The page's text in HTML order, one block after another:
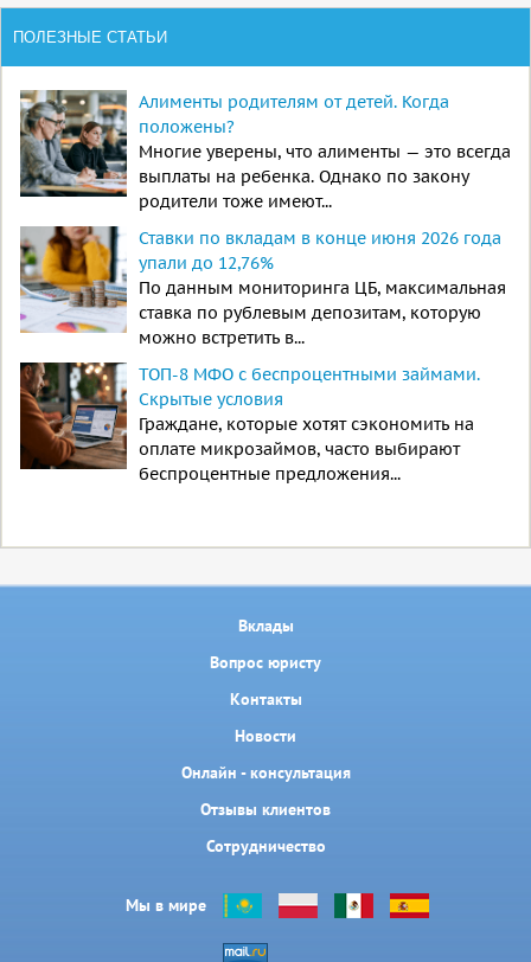
ПОЛЕЗНЫЕ СТАТЬИ
Алименты родителям от детей. Когда
положены?
Многие уверены, что алименты — это всегда
выплаты на ребенка. Однако по закону
родители тоже имеют...
Ставки по вкладам в конце июня 2026 года
упали до 12,76%
По данным мониторинга ЦБ, максимальная
ставка по рублевым депозитам, которую
можно встретить в...
ТОП-8 МФО с беспроцентными займами.
Скрытые условия
Граждане, которые хотят сэкономить на
оплате микрозаймов, часто выбирают
беспроцентные предложения...
Вклады
Вопрос юристу
Контакты
Новости
Онлайн - консультация
Отзывы клиентов
Сотрудничество
Мы в мире